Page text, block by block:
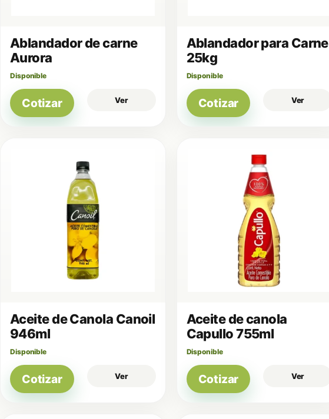
Ablandador de carne
Aurora
Disponible
Cotizar Ver
Ablandador para Carne
25kg
Disponible
Cotizar Ver
Aceite de Canola Canoil
946ml
Disponible
Cotizar Ver
Aceite de canola
Capullo 755ml
Disponible
Cotizar Ver